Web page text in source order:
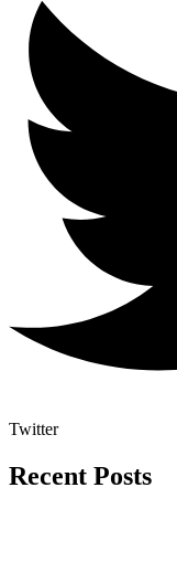
Twitter
Recent Posts